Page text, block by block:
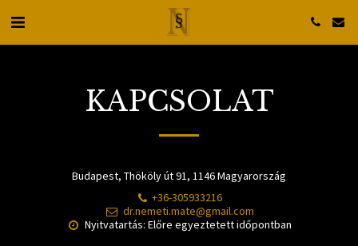
KAPCSOLAT
Budapest, Thököly út 91, 1146 Magyarország
+36-305933216
dr.nemeti.mate@gmail.com
Nyitvatartás: Előre egyeztetett időpontban